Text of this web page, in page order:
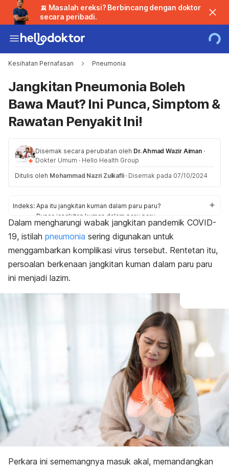
🍌 Masalah ereksi? Berbincang dengan doktor
secara peribadi.
Kesihatan Pernafasan Pneumonia
Jangkitan Pneumonia Boleh
Bawa Maut? Ini Punca, Simptom &
Rawatan Penyakit Ini!
Disemak secara perubatan oleh Dr. Ahmad Wazir Aiman ·
Dokter Umum · Hello Health Group
Ditulis oleh Mohammad Nazri Zulkafli · Disemak pada 07/10/2024
Indeks: Apa itu jangkitan kuman dalam paru paru?
Punca jangkitan kuman dalam paru paru
Simptom jangkitan kuman paru paru
Faktor risiko
Ini rawatan yang individu perlu & boleh cuba
Dalam mengharungi wabak jangkitan pandemik COVID-
19, istilah pneumonia sering digunakan untuk
menggambarkan komplikasi virus tersebut. Rentetan itu,
persoalan berkenaan jangkitan kuman dalam paru paru
ini menjadi lazim.
Perkara ini sememangnya masuk akal, memandangkan